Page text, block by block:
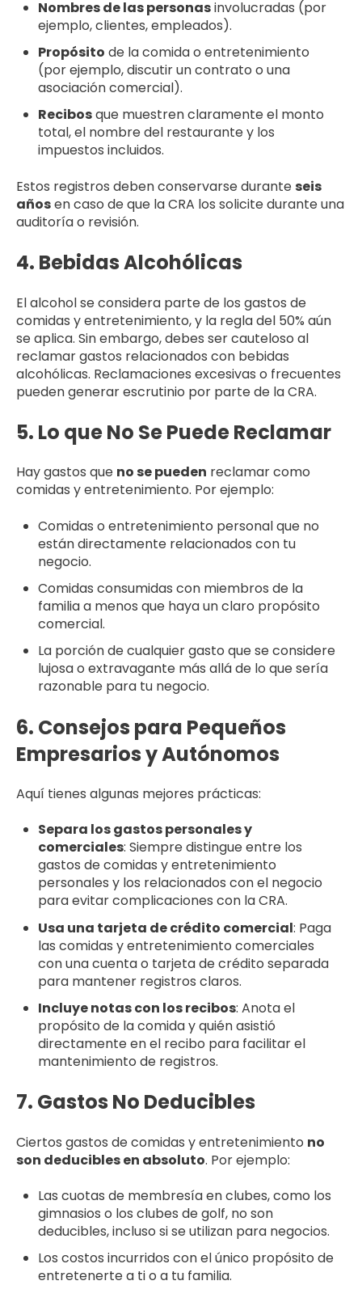
Nombres de las personasinvolucradas (por
ejemplo, clientes, empleados).
Propósito de la comida o entretenimiento
(por ejemplo, discutir un contrato o una
asociación comercial).
Recibosque muestren claramente el monto
total, el nombre del restaurante y los
impuestos incluidos.
Estos registros deben conservarse durante seis
añosen caso de que la CRA los solicite durante una
auditoría o revisión.
4. Bebidas Alcohólicas
El alcohol se considera parte de los gastos de
comidas y entretenimiento, y la regla del 50% aún
se aplica. Sin embargo, debes ser cauteloso al
reclamar gastos relacionados con bebidas
alcohólicas. Reclamaciones excesivas o frecuentes
pueden generar escrutinio por parte de la CRA.
5. Lo que No Se Puede Reclamar
Hay gastos que no se pueden reclamar como
comidas y entretenimiento. Por ejemplo:
Comidas o entretenimiento personal que no
están directamente relacionados con tu
negocio.
Comidas consumidas con miembros de la
familia a menos que haya un claro propósito
comercial.
La porción de cualquier gasto que se considere
lujosa o extravagante más allá de lo que sería
razonable para tu negocio.
6. Consejos para Pequeños
Empresarios y Autónomos
Aquí tienes algunas mejores prácticas:
Separa los gastos personales y
comerciales: Siempre distingue entre los
gastos de comidas y entretenimiento
personales y los relacionados con el negocio
para evitar complicaciones con la CRA.
Usa una tarjeta de crédito comercial: Paga
las comidas y entretenimiento comerciales
con una cuenta o tarjeta de crédito separada
para mantener registros claros.
Incluye notas con los recibos: Anota el
propósito de la comida y quién asistió
directamente en el recibo para facilitar el
mantenimiento de registros.
7. Gastos No Deducibles
Ciertos gastos de comidas y entretenimiento no
son deducibles en absoluto. Por ejemplo:
Las cuotas de membresía en clubes, como los
gimnasios o los clubes de golf, no son
deducibles, incluso si se utilizan para negocios.
Los costos incurridos con el único propósito de
entretenerte a ti o a tu familia.